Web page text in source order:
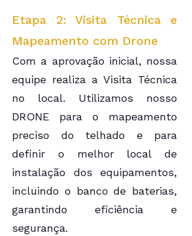
Etapa 2: Visita Técnica e
Mapeamento com Drone
Com a aprovação inicial, nossa
equipe realiza a Visita Técnica
no local. Utilizamos nosso
DRONE para o mapeamento
preciso do telhado e para
definir o melhor local de
instalação dos equipamentos,
incluindo o banco de baterias,
garantindo eficiência e
segurança.